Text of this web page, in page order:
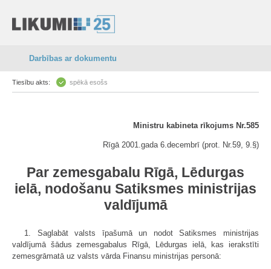
Darbības ar dokumentu
Tiesību akts: spēkā esošs
Ministru kabineta rīkojums Nr.585
Rīgā 2001.gada 6.decembrī (prot. Nr.59, 9.§)
Par zemesgabalu Rīgā, Lēdurgas
ielā, nodošanu Satiksmes ministrijas
valdījumā
1. Saglabāt valsts īpašumā un nodot Satiksmes ministrijas
valdījumā šādus zemesgabalus Rīgā, Lēdurgas ielā, kas ierakstīti
zemesgrāmatā uz valsts vārda Finansu ministrijas personā: